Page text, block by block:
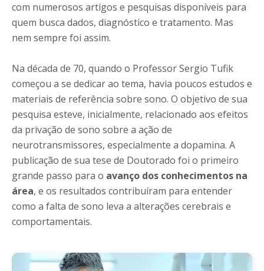
com numerosos artigos e pesquisas disponíveis para
quem busca dados, diagnóstico e tratamento. Mas
nem sempre foi assim.
Na década de 70, quando o Professor Sergio Tufik
começou a se dedicar ao tema, havia poucos estudos e
materiais de referência sobre sono. O objetivo de sua
pesquisa esteve, inicialmente, relacionado aos efeitos
da privação de sono sobre a ação de
neurotransmissores, especialmente a dopamina. A
publicação de sua tese de Doutorado foi o primeiro
grande passo para o avanço dos conhecimentos na
área, e os resultados contribuíram para entender
como a falta de sono leva a alterações cerebrais e
comportamentais.